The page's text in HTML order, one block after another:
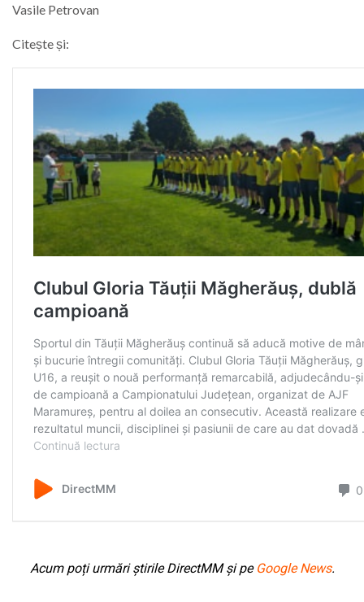
Vasile Petrovan
Citește și:
Acum poți urmări știrile DirectMM și pe Google News.